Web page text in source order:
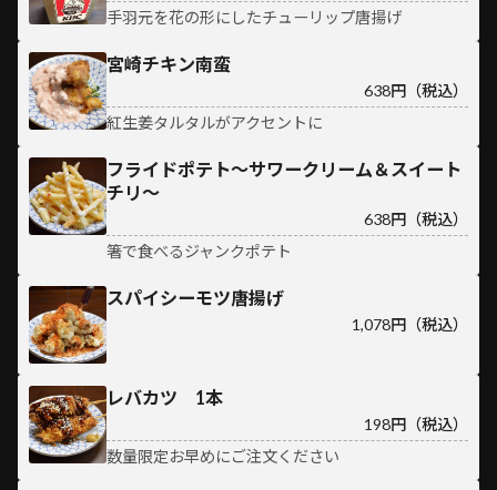
手羽元を花の形にしたチューリップ唐揚げ
宮崎チキン南蛮
638円（税込）
紅生姜タルタルがアクセントに
フライドポテト～サワークリーム＆スイート
チリ～
638円（税込）
箸で食べるジャンクポテト
スパイシーモツ唐揚げ
1,078円（税込）
レバカツ 1本
198円（税込）
数量限定お早めにご注文ください